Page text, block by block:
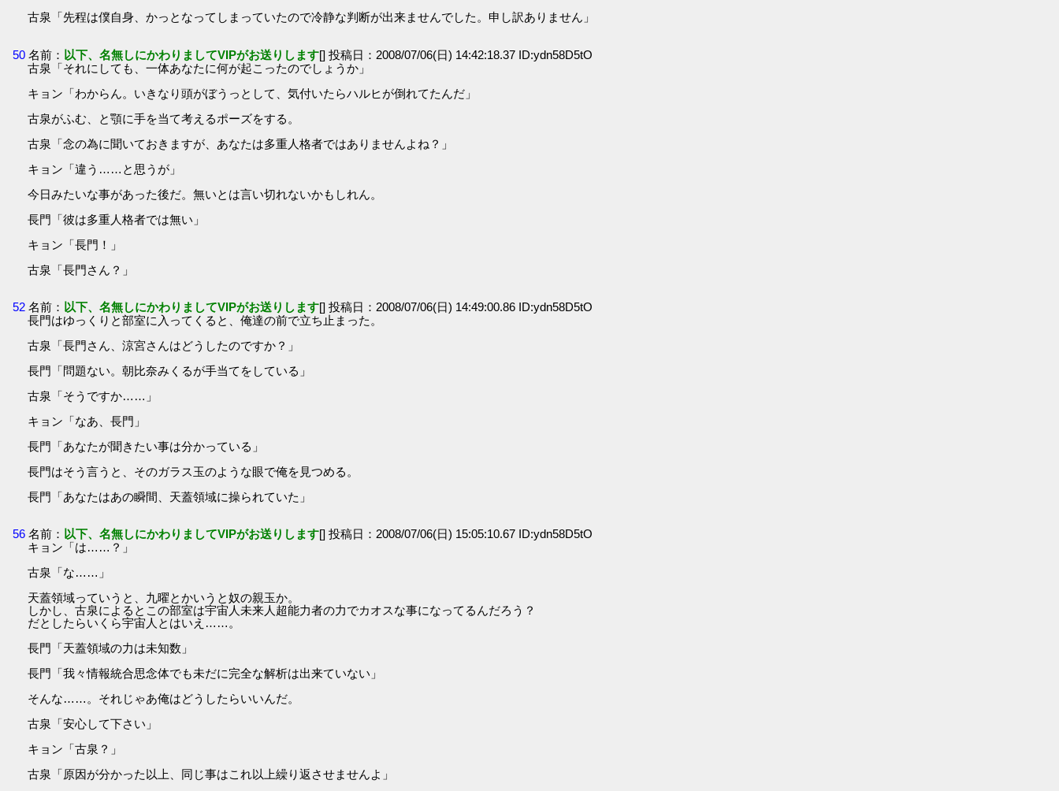
古泉「先程は僕自身、かっとなってしまっていたので冷静な判断が出来ませんでした。申し訳ありません」
50 名前： 以下、名無しにかわりましてVIPがお送りします[] 投稿日：2008/07/06(日) 14:42:18.37 ID:ydn58D5tO
古泉「それにしても、一体あなたに何が起こったのでしょうか」
キョン「わからん。いきなり頭がぼうっとして、気付いたらハルヒが倒れてたんだ」
古泉がふむ、と顎に手を当て考えるポーズをする。
古泉「念の為に聞いておきますが、あなたは多重人格者ではありませんよね？」
キョン「違う……と思うが」
今日みたいな事があった後だ。無いとは言い切れないかもしれん。
長門「彼は多重人格者では無い」
キョン「長門！」
古泉「長門さん？」
52 名前： 以下、名無しにかわりましてVIPがお送りします[] 投稿日：2008/07/06(日) 14:49:00.86 ID:ydn58D5tO
長門はゆっくりと部室に入ってくると、俺達の前で立ち止まった。
古泉「長門さん、涼宮さんはどうしたのですか？」
長門「問題ない。朝比奈みくるが手当てをしている」
古泉「そうですか……」
キョン「なあ、長門」
長門「あなたが聞きたい事は分かっている」
長門はそう言うと、そのガラス玉のような眼で俺を見つめる。
長門「あなたはあの瞬間、天蓋領域に操られていた」
56 名前： 以下、名無しにかわりましてVIPがお送りします[] 投稿日：2008/07/06(日) 15:05:10.67 ID:ydn58D5tO
キョン「は……？」
古泉「な……」
天蓋領域っていうと、九曜とかいうと奴の親玉か。
しかし、古泉によるとこの部室は宇宙人未来人超能力者の力でカオスな事になってるんだろう？
だとしたらいくら宇宙人とはいえ……。
長門「天蓋領域の力は未知数」
長門「我々情報統合思念体でも未だに完全な解析は出来ていない」
そんな……。それじゃあ俺はどうしたらいいんだ。
古泉「安心して下さい」
キョン「古泉？」
古泉「原因が分かった以上、同じ事はこれ以上繰り返させませんよ」